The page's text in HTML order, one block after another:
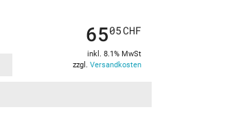
6505CHF
inkl. 8.1% MwSt
zzgl. Versandkosten